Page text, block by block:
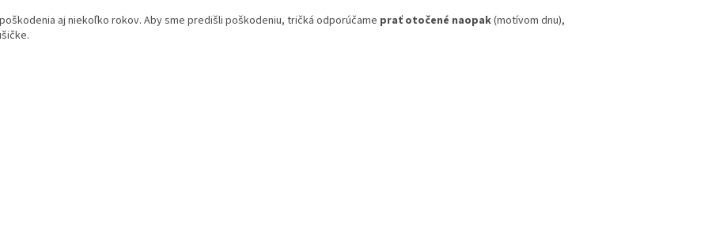
aj niekoľko rokov. Aby sme predišli poškodeniu, tričká odporúčame prať otočené naopak(motívom dnu),